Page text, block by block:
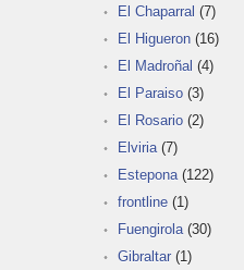
El Chaparral (7)
El Higueron (16)
El Madroñal (4)
El Paraiso (3)
El Rosario (2)
Elviria (7)
Estepona (122)
frontline (1)
Fuengirola (30)
Gibraltar (1)